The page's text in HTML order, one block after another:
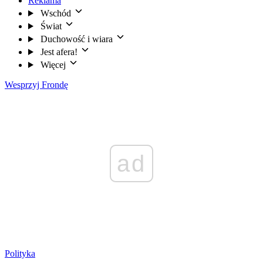
Wschód
Świat
Duchowość i wiara
Jest afera!
Więcej
Wesprzyj Frondę
ad
Polityka